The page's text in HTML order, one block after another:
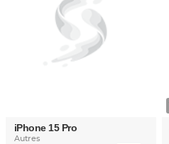
iPhone 15 Pro
Autres